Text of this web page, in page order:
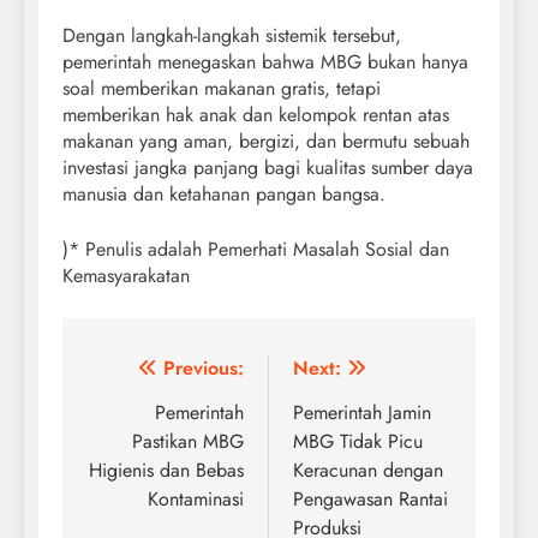
Dengan langkah-langkah sistemik tersebut,
pemerintah menegaskan bahwa MBG bukan hanya
soal memberikan makanan gratis, tetapi
memberikan hak anak dan kelompok rentan atas
makanan yang aman, bergizi, dan bermutu sebuah
investasi jangka panjang bagi kualitas sumber daya
manusia dan ketahanan pangan bangsa.
)* Penulis adalah Pemerhati Masalah Sosial dan
Kemasyarakatan
Post
navigation
Previous:
Pemerintah
Pastikan MBG
Higienis dan Bebas
Kontaminasi
Next:
Pemerintah Jamin
MBG Tidak Picu
Keracunan dengan
Pengawasan Rantai
Produksi